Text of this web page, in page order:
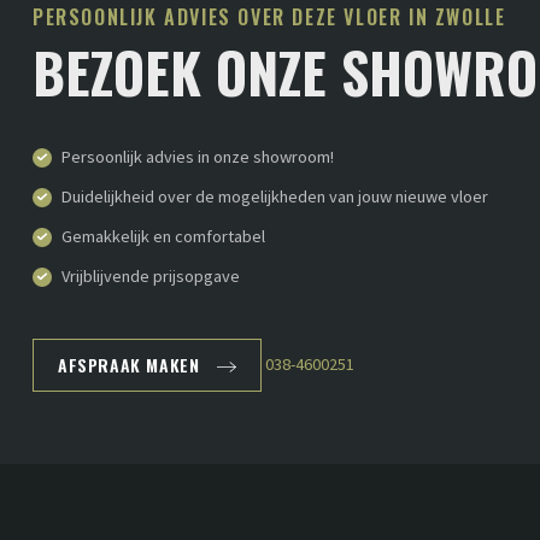
PERSOONLIJK ADVIES OVER DEZE VLOER IN ZWOLLE
BEZOEK ONZE
Persoonlijk advies in onze showroom!
Duidelijkheid over de mogelijkheden van jouw nieuwe vloer
Gemakkelijk en comfortabel
Vrijblijvende prijsopgave
AFSPRAAK MAKEN 038-4600251